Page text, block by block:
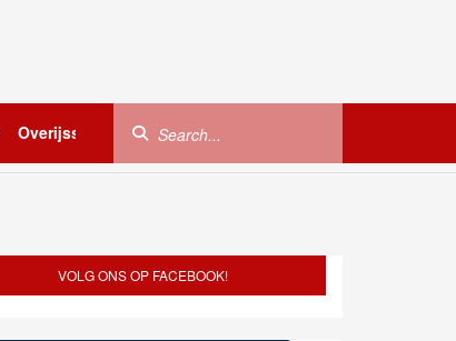
Overijssel Utrecht Zeeland
VOLG ONS OP FACEBOOK!